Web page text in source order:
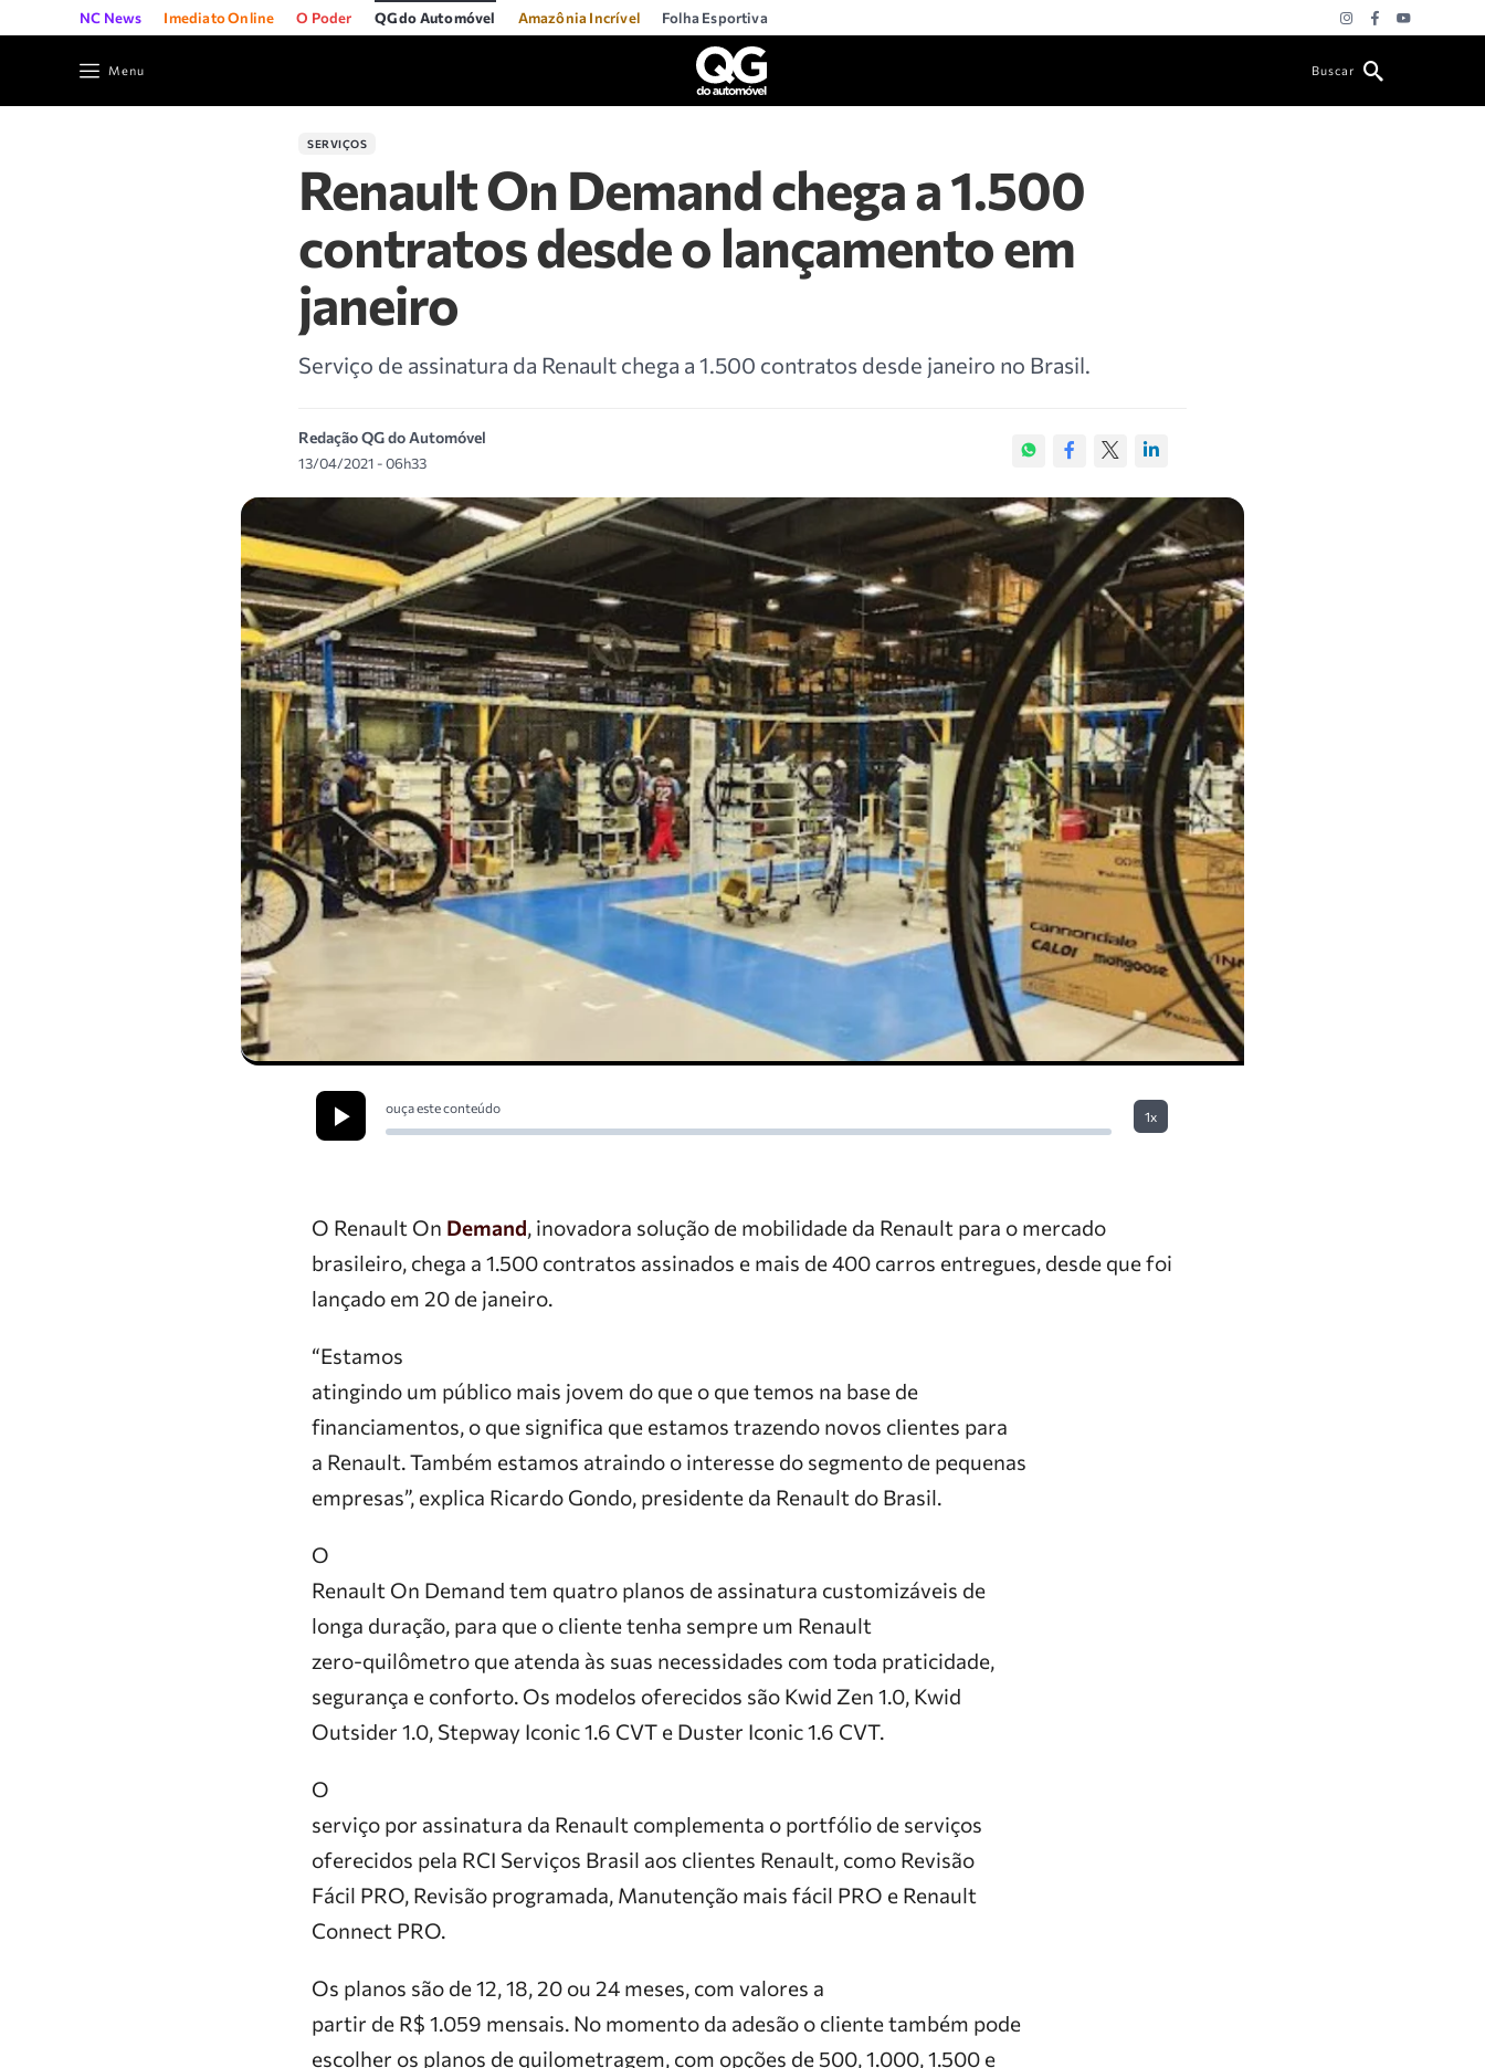
NC News Imediato Online O Poder QG do Automóvel Amazônia Incrível Folha Esportiva
Menu Buscar
SERVIÇOS
Renault On Demand chega a 1.500
contratos desde o lançamento em
janeiro
Serviço de assinatura da Renault chega a 1.500 contratos desde janeiro no Brasil.
Redação QG do Automóvel
13/04/2021 - 06h33
ouça este conteúdo
1x
O Renault On Demand, inovadora solução de mobilidade da Renault para o mercado
brasileiro, chega a 1.500 contratos assinados e mais de 400 carros entregues, desde que foi
lançado em 20 de janeiro.
“Estamos
atingindo um público mais jovem do que o que temos na base de
financiamentos, o que significa que estamos trazendo novos clientes para
a Renault. Também estamos atraindo o interesse do segmento de pequenas
empresas”, explica Ricardo Gondo, presidente da Renault do Brasil.
O
Renault On Demand tem quatro planos de assinatura customizáveis de
longa duração, para que o cliente tenha sempre um Renault
zero-quilômetro que atenda às suas necessidades com toda praticidade,
segurança e conforto. Os modelos oferecidos são Kwid Zen 1.0, Kwid
Outsider 1.0, Stepway Iconic 1.6 CVT e Duster Iconic 1.6 CVT.
O
serviço por assinatura da Renault complementa o portfólio de serviços
oferecidos pela RCI Serviços Brasil aos clientes Renault, como Revisão
Fácil PRO, Revisão programada, Manutenção mais fácil PRO e Renault
Connect PRO.
Os planos são de 12, 18, 20 ou 24 meses, com valores a
partir de R$ 1.059 mensais. No momento da adesão o cliente também pode
escolher os planos de quilometragem, com opções de 500, 1.000, 1.500 e